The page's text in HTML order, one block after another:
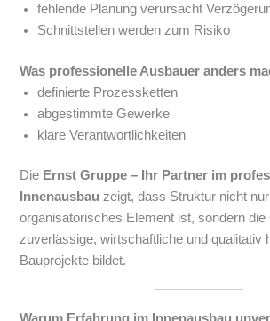
fehlende Planung verursacht
Schnittstellen werden zum Risiko
Was professionelle Ausbauer anders
definierte Prozessketten
abgestimmte Gewerke
klare Verantwortlichkeiten
Die Ernst Gruppe – Ihr Partner im
Innenausbau zeigt, dass Struktur nicht
organisatorisches Element ist, sondern die
zuverlässige, wirtschaftliche und qualitativ
Bauprojekte bildet.